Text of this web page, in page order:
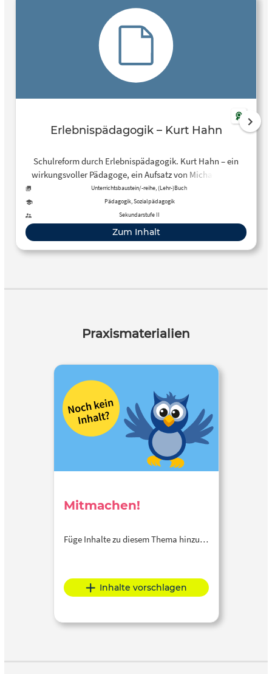
Erlebnispädagogik – Kurt Hahn
Schulreform durch Erlebnispädagogik. Kurt Hahn – ein
wirkungsvoller Pädagoge, ein Aufsatz von Michael Knoll
Unterrichtsbaustein/-reihe, (Lehr-)Buch
Pädagogik, Sozialpädagogik
Sekundarstufe II
Zum Inhalt
Praxismaterialien
Mitmachen!
Füge Inhalte zu diesem Thema hinzu…
Inhalte vorschlagen